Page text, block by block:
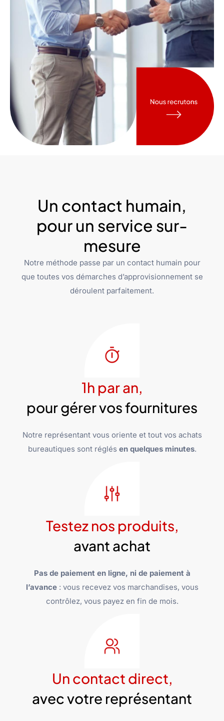
Un contact humain,
pour un service sur-
mesure
Notre méthode passe par un contact humain pour
que toutes vos démarches d’approvisionnement se
déroulent parfaitement.
1h par an,
pour gérer vos fournitures
Notre représentant vous oriente et tout vos achats
bureautiques sont réglés en quelques minutes.
Testez nos produits,
avant achat
Pas de paiement en ligne, ni de paiement à
l’avance: vous recevez vos marchandises, vous
contrôlez, vous payez en fin de mois.
Un contact direct,
avec votre représentant